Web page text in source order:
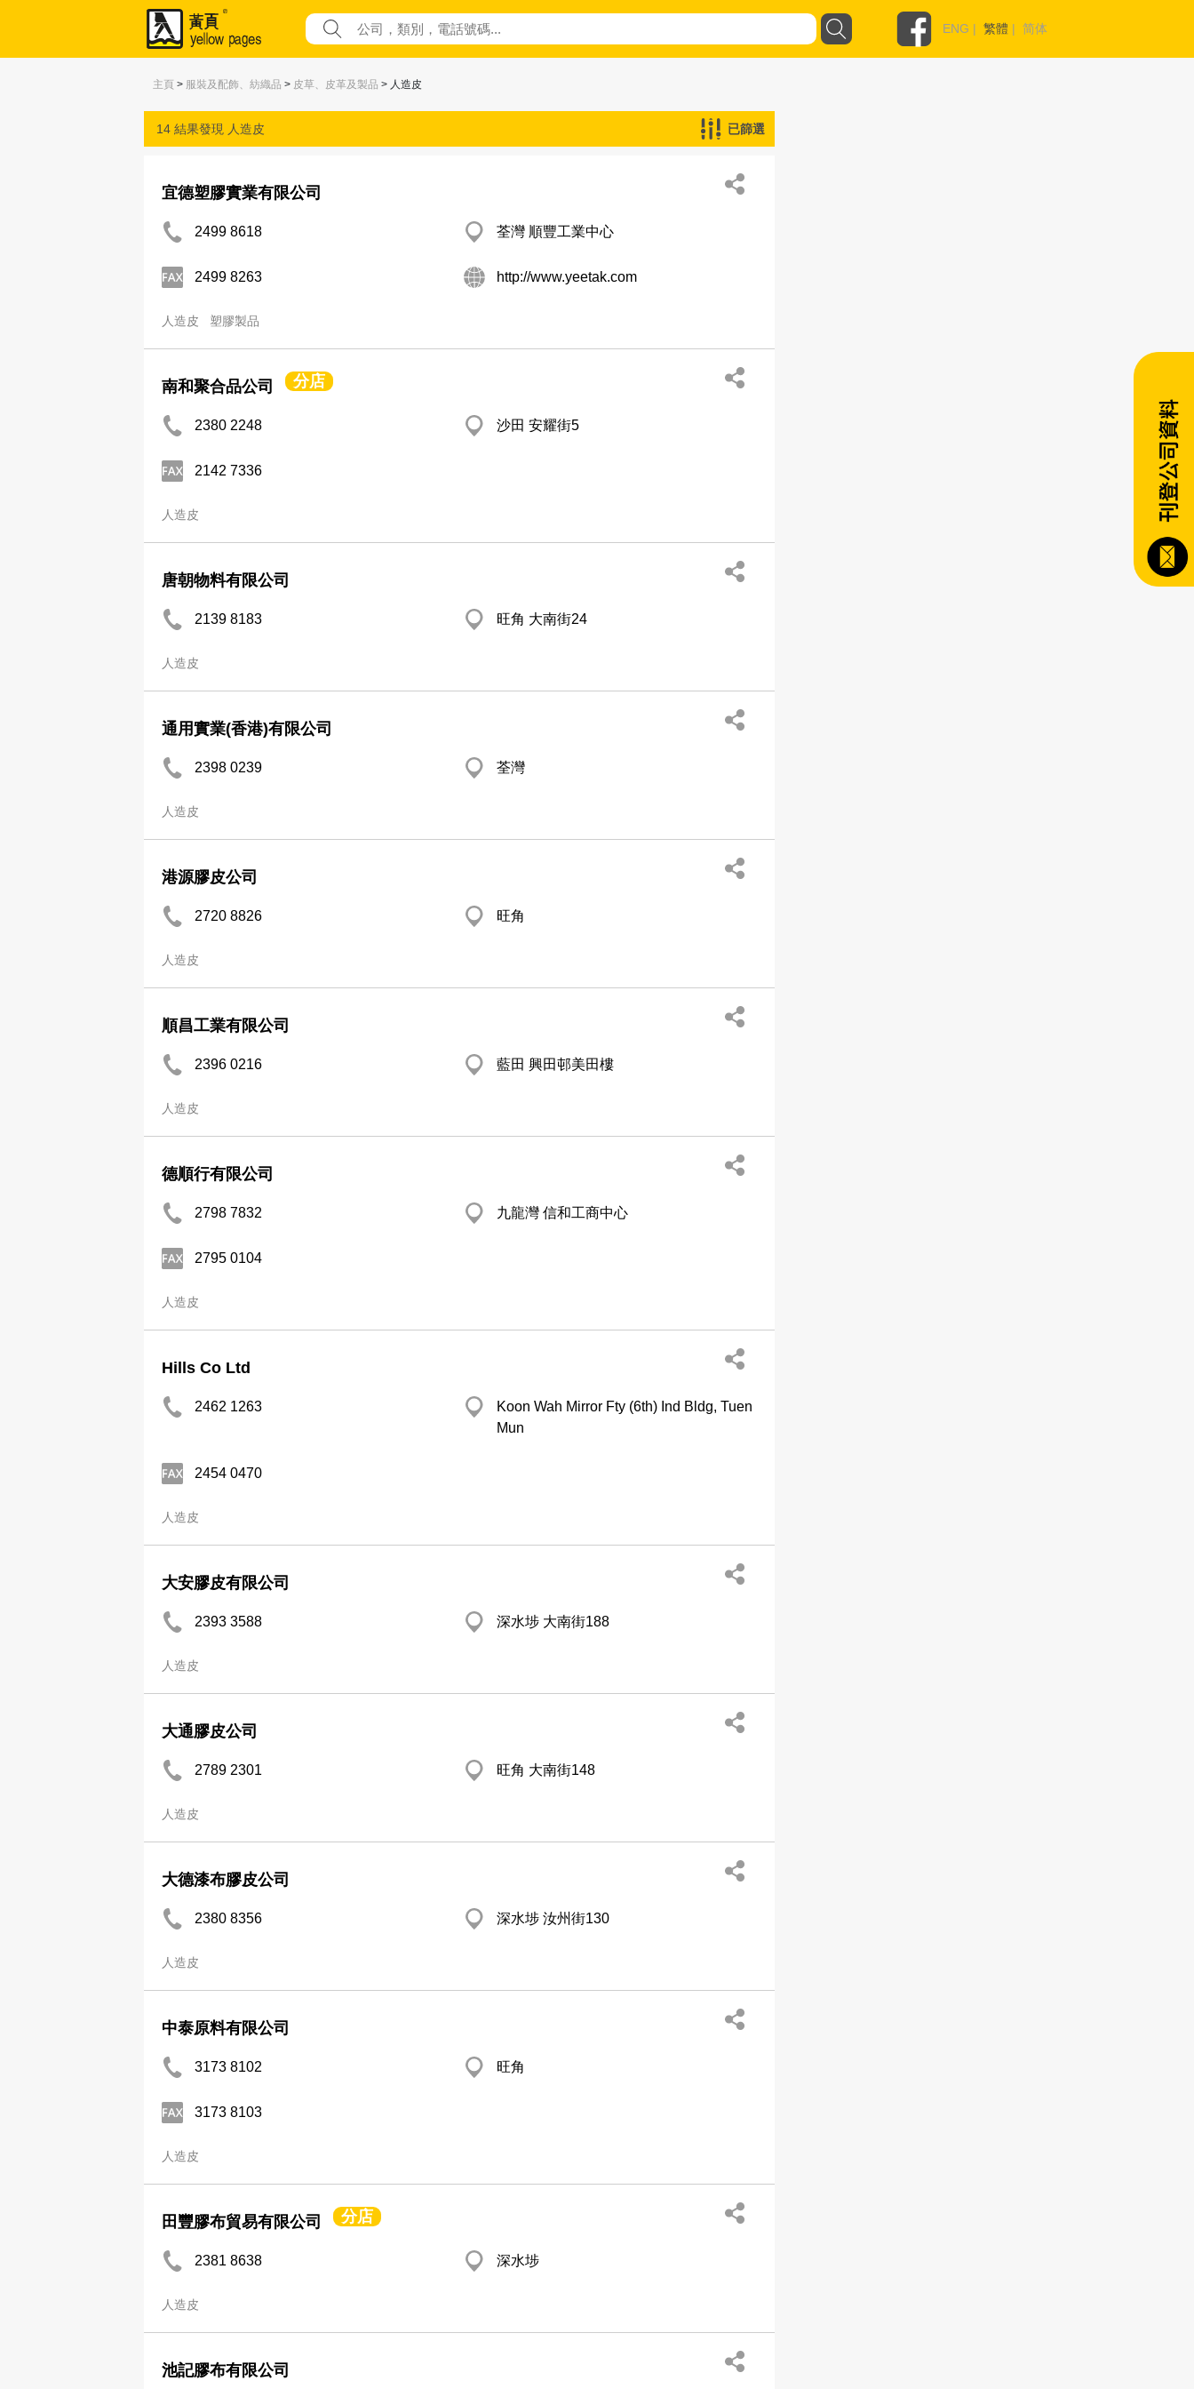
ENG | 繁體 | 简体
主頁 > 服裝及配飾、紡織品 > 皮草、皮革及製品 > 人造皮
14 結果發現 人造皮 已篩選
宜德塑膠實業有限公司
2499 8618 荃灣 順豐工業中心
2499 8263 http://www.yeetak.com
人造皮 塑膠製品
南和聚合品公司 分店
2380 2248 沙田 安耀街5
2142 7336
人造皮
唐朝物料有限公司
2139 8183 旺角 大南街24
人造皮
通用實業(香港)有限公司
2398 0239 荃灣
人造皮
港源膠皮公司
2720 8826 旺角
人造皮
順昌工業有限公司
2396 0216 藍田 興田邨美田樓
人造皮
德順行有限公司
2798 7832 九龍灣 信和工商中心
2795 0104
人造皮
Hills Co Ltd
2462 1263
Koon Wah Mirror Fty (6th) Ind Bldg, Tuen
Mun
2454 0470
人造皮
大安膠皮有限公司
2393 3588 深水埗 大南街188
人造皮
大通膠皮公司
2789 2301 旺角 大南街148
人造皮
大德漆布膠皮公司
2380 8356 深水埗 汝州街130
人造皮
中泰原料有限公司
3173 8102 旺角
3173 8103
人造皮
田豐膠布貿易有限公司 分店
2381 8638 深水埗
人造皮
池記膠布有限公司